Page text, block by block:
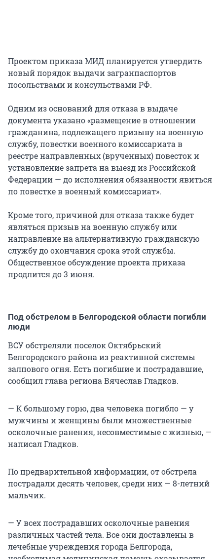
Проектом приказа МИД планируется утвердить
новый порядок выдачи загранпаспортов
посольствами и консульствами РФ.
Одним из оснований для отказа в выдаче
документа указано «размещение в отношении
гражданина, подлежащего призыву на военную
службу, повестки военного комиссариата в
реестре направленных (врученных) повесток и
установление запрета на выезд из Российской
Федерации — до исполнения обязанности явиться
по повестке в военный комиссариат».
Кроме того, причиной для отказа также будет
являться призыв на военную службу или
направление на альтернативную гражданскую
службу до окончания срока этой службы.
Общественное обсуждение проекта приказа
продлится до 3 июня.
Под обстрелом в Белгородской области погибли
люди
ВСУ обстреляли поселок Октябрьский
Белгородского района из реактивной системы
залпового огня. Есть погибшие и пострадавшие,
сообщил глава региона Вячеслав Гладков.
— К большому горю, два человека погибло — у
мужчины и женщины были множественные
осколочные ранения, несовместимые с жизнью, —
написал Гладков.
По предварительной информации, от обстрела
пострадали десять человек, среди них — 8-летний
мальчик.
— У всех пострадавших осколочные ранения
различных частей тела. Все они доставлены в
лечебные учреждения города Белгорода,